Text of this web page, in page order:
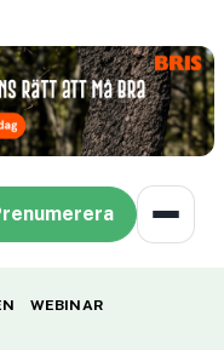
WEBINAR